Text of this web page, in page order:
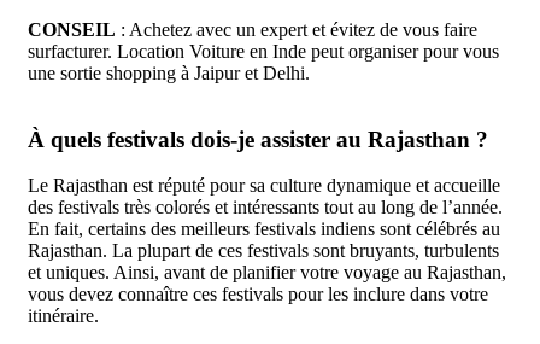
CONSEIL : Achetez avec un expert et évitez de vous faire
surfacturer. Location Voiture en Inde peut organiser pour vous
une sortie shopping à Jaipur et Delhi.
À quels festivals dois-je assister au Rajasthan ?
Le Rajasthan est réputé pour sa culture dynamique et accueille
des festivals très colorés et intéressants tout au long de l’année.
En fait, certains des meilleurs festivals indiens sont célébrés au
Rajasthan. La plupart de ces festivals sont bruyants, turbulents
et uniques. Ainsi, avant de planifier votre voyage au Rajasthan,
vous devez connaître ces festivals pour les inclure dans votre
itinéraire.